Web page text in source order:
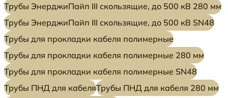
Трубы ЭнерджиПайп III скользящие, до 500 кВ 280 мм
Трубы ЭнерджиПайп III скользящие, до 500 кВ SN48
Трубы для прокладки кабеля полимерные
Трубы для прокладки кабеля полимерные 280 мм
Трубы для прокладки кабеля полимерные SN48
Трубы ПНД для кабеляТрубы ПНД для кабеля 280 мм